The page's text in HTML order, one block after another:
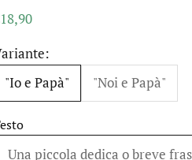
scontato
"Io e Papà"
"Noi e Papà"